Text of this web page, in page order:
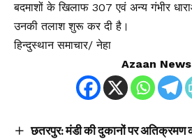
बदमाशों के खिलाफ 307 एवं अन्य गंभीर
उनकी तलाश शुरू कर दी है।
हिन्दुस्थान समाचार/ नेहा
Azaan News
छतरपुर: मंडी की दुकानों पर अतिक्रमण